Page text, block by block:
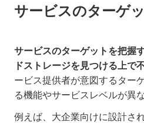
サービスのターゲ
サービスのターゲットを把握
ドストレージを見つける上で
ービス提供者が意図するター
る機能やサービスレベルが異
例えば、大企業向けに設計さ